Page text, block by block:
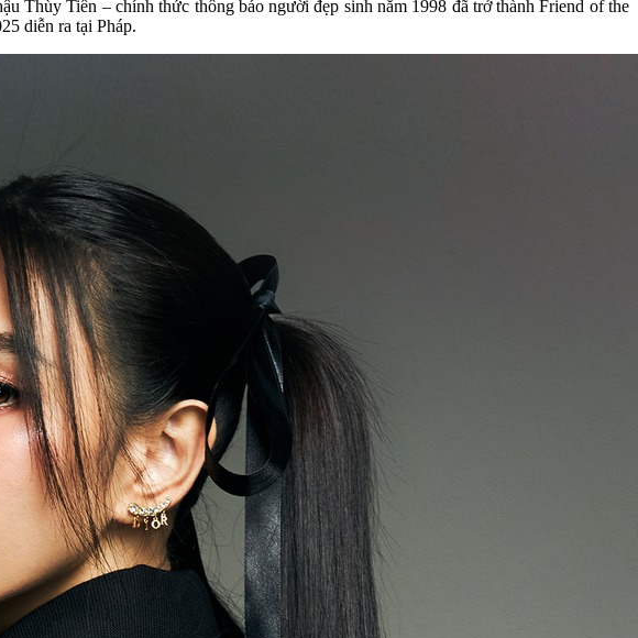
Thùy Tiên – chính thức thông báo người đẹp sinh năm 1998 đã trở thành Friend of the
diễn ra tại Pháp.